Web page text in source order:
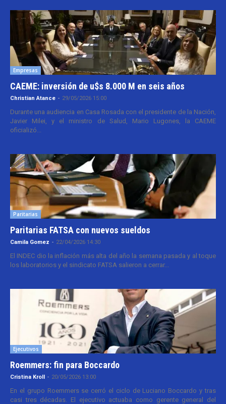
Empresas
CAEME: inversión de u$s 8.000 M en seis años
Christian Atance - 29/05/2026 15:00
Durante una audiencia en Casa Rosada con el presidente de la Nación,
Javier Milei, y el ministro de Salud, Mario Lugones, la CAEME
oficializó...
Paritarias
Paritarias FATSA con nuevos sueldos
Camila Gomez - 22/04/2026 14:30
El INDEC dio la inflación más alta del año la semana pasada y al toque
los laboratorios y el sindicato FATSA salieron a cerrar...
Ejecutivos
Roemmers: fin para Boccardo
Cristina Kroll - 20/05/2026 13:00
En el grupo Roemmers se cerró el ciclo de Luciano Boccardo y tras
casi tres décadas. El ejecutivo actuaba como gerente general del